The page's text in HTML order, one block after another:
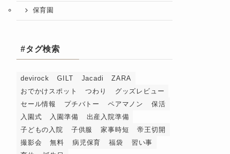
保育園
#タグ検索
devirock GILT Jacadi
ZARA
おでかけスポット
つわり
グッズレビュー
セール情報
プチバトー ペアマノン
保活
入園式
入園準備
出産入院準備
子どもの入院
子供服 家事時短
帝王切開
撮影会
無料 病児保育 福袋
習い事